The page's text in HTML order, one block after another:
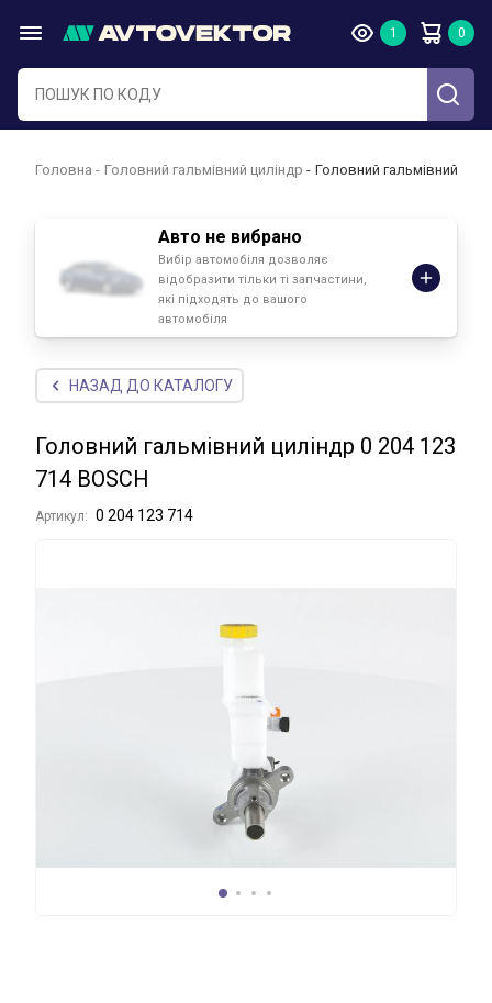
Головна Головний гальмівний циліндр Головний гальмівний
Авто не вибрано
Вибір автомобіля дозволяє
відобразити тільки ті запчастини,
які підходять до вашого
автомобіля
НАЗАД ДО КАТАЛОГУ
Головний гальмівний циліндр 0 204 123
714 BOSCH
Артикул: 0 204 123 714